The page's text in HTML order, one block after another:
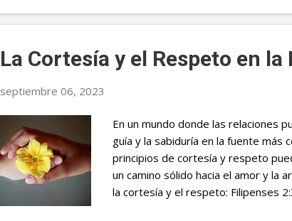
anterior, establece un objetivo
Este objetivo debe alinear con tus
La Cortesía y el Respeto en la
septiembre 06, 2023
En un mundo donde las relaciones
guía y la sabiduría en la fuente más
principios de cortesía y respeto
un camino sólido hacia el amor y la
la cortesía y el respeto: Filipenses